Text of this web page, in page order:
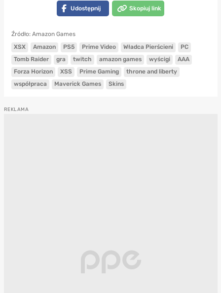
Udostępnij Skopiuj link
Źródło: Amazon Games
XSX
Amazon PS5 Prime Video Władca Pierścieni
PC
Tomb Raider
gra twitch amazon games wyścigi
AAA
Forza Horizon
XSS Prime Gaming
throne and liberty
współpraca
Maverick Games Skins